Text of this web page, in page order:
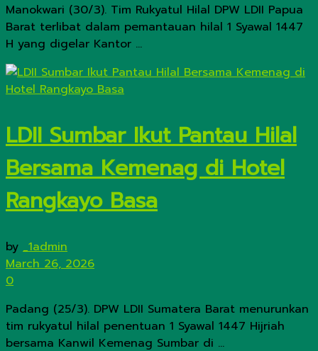
Manokwari (30/3). Tim Rukyatul Hilal DPW LDII Papua
Barat terlibat dalam pemantauan hilal 1 Syawal 1447
H yang digelar Kantor ...
LDII Sumbar Ikut Pantau Hilal
Bersama Kemenag di Hotel
Rangkayo Basa
by _1admin
March 26, 2026
0
Padang (25/3). DPW LDII Sumatera Barat menurunkan
tim rukyatul hilal penentuan 1 Syawal 1447 Hijriah
bersama Kanwil Kemenag Sumbar di ...